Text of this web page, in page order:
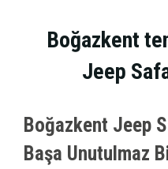
Boğazkent
Jeep
Boğazkent Jeep
Başa Unutulmaz